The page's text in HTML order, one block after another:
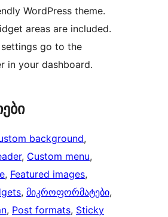
WordPress theme.
areas are included.
settings go to the
in your dashboard.
background
, Custom menu
, Featured images
, მიკროფორმატები
, Post formats, Sticky